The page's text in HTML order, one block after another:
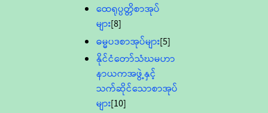
ထေရုပ္ပတ္တိစာအုပ်
များ[8]
ဓမ္မပဒစာအုပ်များ[5]
နိုင်ငံတော်သံဃမဟာ
နာယကအဖွဲ့နှင့်
သက်ဆိုင်သောစာအုပ်
များ[10]